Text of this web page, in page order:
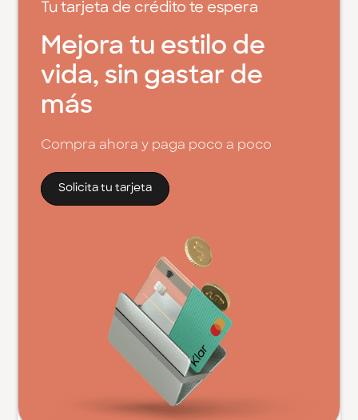
Tu tarjeta de crédito te espera
Mejora tu estilo de
vida, sin gastar de
más
Compra ahora y paga poco a poco
Solicita tu tarjeta